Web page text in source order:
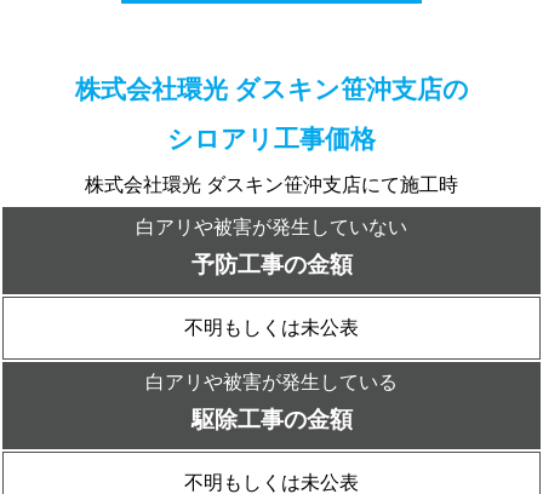
株式会社環光 ダスキン笹沖支店の
シロアリ工事価格
株式会社環光 ダスキン笹沖支店にて施工時
白アリや被害が発生していない
予防工事の金額
不明もしくは未公表
白アリや被害が発生している
駆除工事の金額
不明もしくは未公表